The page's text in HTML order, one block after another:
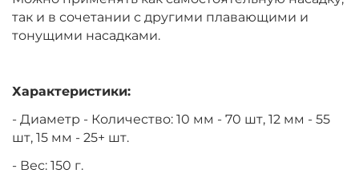
так и в сочетании с другими плавающими и
тонущими насадками.
Характеристики:
- Диаметр - Количество: 10 мм - 70 шт, 12 мм - 55
шт, 15 мм - 25+ шт.
- Вес: 150 г.